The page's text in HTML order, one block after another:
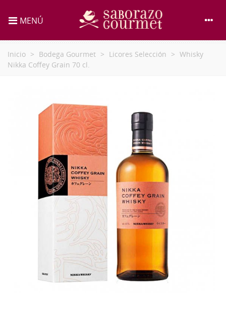
MENÚ
Inicio > Bodega Gourmet > Licores Selección > Whisky
Nikka Coffey Grain 70 cl.